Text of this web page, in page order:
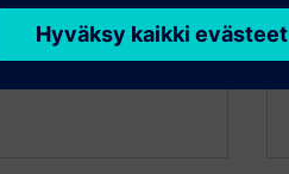
ja vaaralliset